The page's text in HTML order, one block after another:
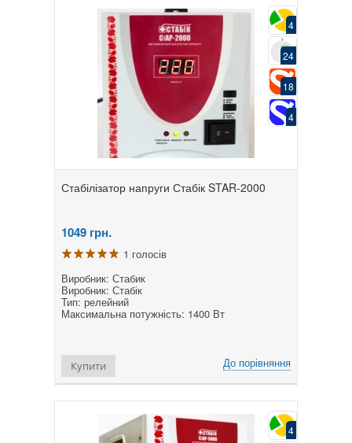
4
24
18
4
Стабілізатор напруги Стабік STAR-2000
1049 грн.
1 голосів
Виробник: Стабик
Виробник: Стабік
Тип: релейний
Максимальна потужність: 1400 Вт
До порівняння
Купити
4